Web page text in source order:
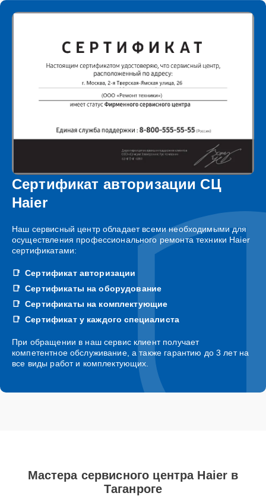
Сертификат авторизации СЦ
Haier
Наш сервисный центр обладает всеми необходимыми для
осуществления профессионального ремонта техники Haier
сертификатами:
Сертификат авторизации
Сертификаты на оборудование
Сертификаты на комплектующие
Сертификат у каждого специалиста
При обращении в наш сервис клиент получает
компетентное обслуживание, а также гарантию до 3 лет на
все виды работ и комплектующих.
Мастера сервисного центра Haier в
Таганроге